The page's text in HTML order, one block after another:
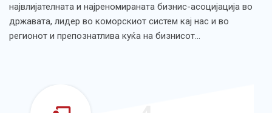
највлијателната и најреномираната бизнис-асоцијација во
државата, лидер во коморскиот систем кај нас и во
регионот и препознатлива куќа на бизнисот…